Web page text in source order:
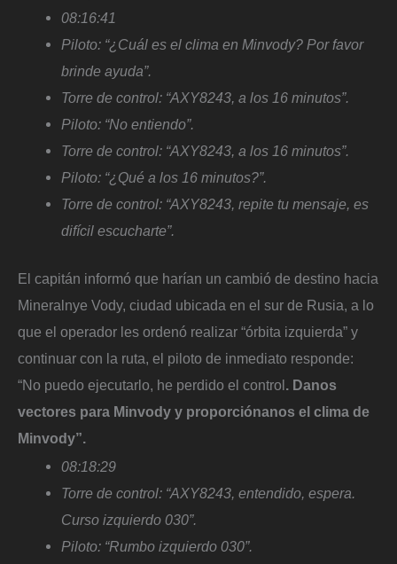
08:16:41
Piloto: “¿Cuál es el clima en Minvody? Por favor
brinde ayuda”.
Torre de control: “AXY8243, a los 16 minutos”.
Piloto: “No entiendo”.
Torre de control: “AXY8243, a los 16 minutos”.
Piloto: “¿Qué a los 16 minutos?”.
Torre de control: “AXY8243, repite tu mensaje, es
difícil escucharte”.
El capitán informó que harían un cambió de destino hacia
Mineralnye Vody, ciudad ubicada en el sur de Rusia, a lo
que el operador les ordenó realizar “órbita izquierda” y
continuar con la ruta, el piloto de inmediato responde:
“No puedo ejecutarlo, he perdido el control . Danos
vectores para Minvody y proporciónanos el clima de
Minvody”.
08:18:29
Torre de control: “AXY8243, entendido, espera.
Curso izquierdo 030”.
Piloto: “Rumbo izquierdo 030”.